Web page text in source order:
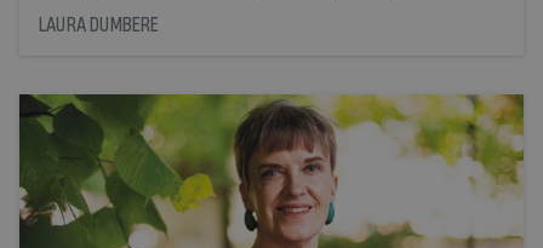
netālredzīgi. Varbūt jābūvē mazāk?
LAURA DUMBERE